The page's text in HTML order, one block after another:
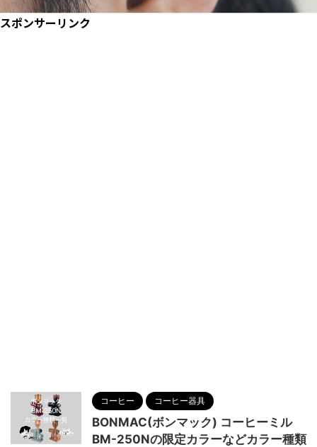
スポンサーリンク
コーヒー コーヒー器具
BONMAC(ボンマック) コーヒーミル
BM-250Nの限定カラーなどカラー種類